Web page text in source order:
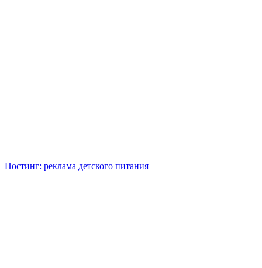
Постинг: реклама детского питания